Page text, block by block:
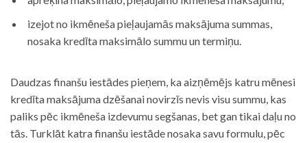
izejot no ikmēneša pieļaujamās maksājuma summas,
nosaka kredīta maksimālo summu un termiņu.
Daudzas finanšu iestādes pieņem, ka aizņēmējs katru mēnesi
kredīta maksājuma dzēšanai novirzīs nevis visu summu, kas
paliks pēc ikmēneša izdevumu segšanas, bet gan tikai daļu no
tās. Turklāt katra finanšu iestāde nosaka savu formulu, pēc